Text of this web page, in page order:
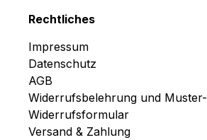
Rechtliches
Impressum
Datenschutz
AGB
Widerrufsbelehrung und Muster-
Widerrufsformular
Versand & Zahlung